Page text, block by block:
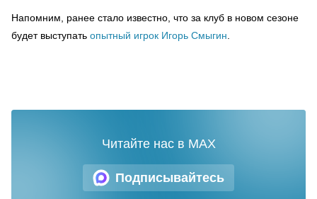
Напомним, ранее стало известно, что за клуб в новом сезоне
будет выступать опытный игрок Игорь Смыгин
Подписывайтесь
Читайте нас в MAX